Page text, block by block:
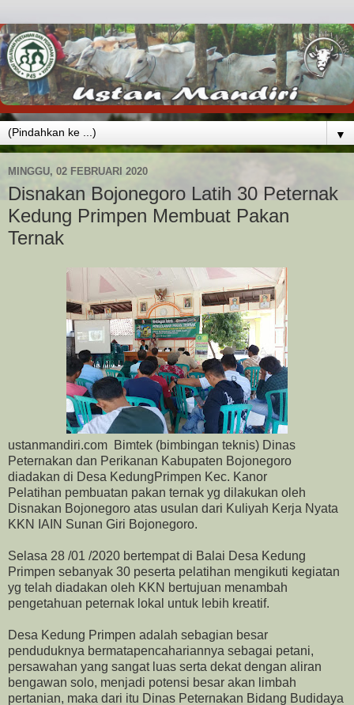
▼
MINGGU, 02 FEBRUARI 2020
Disnakan Bojonegoro Latih 30 Peternak
Kedung Primpen Membuat Pakan
Ternak
ustanmandiri.com Bimtek (bimbingan teknis) Dinas
Peternakan dan Perikanan Kabupaten Bojonegoro
diadakan di Desa KedungPrimpen Kec. Kanor
Pelatihan pembuatan pakan ternak yg dilakukan oleh
Disnakan Bojonegoro atas usulan dari Kuliyah Kerja Nyata
KKN IAIN Sunan Giri Bojonegoro.
Selasa 28 /01 /2020 bertempat di Balai Desa Kedung
Primpen sebanyak 30 peserta pelatihan mengikuti kegiatan
yg telah diadakan oleh KKN bertujuan menambah
pengetahuan peternak lokal untuk lebih kreatif.
Desa Kedung Primpen adalah sebagian besar
penduduknya bermatapencahariannya sebagai petani,
persawahan yang sangat luas serta dekat dengan aliran
bengawan solo, menjadi potensi besar akan limbah
pertanian, maka dari itu Dinas Peternakan Bidang Budidaya